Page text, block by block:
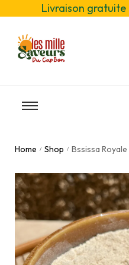
Livraison
Home / Shop /